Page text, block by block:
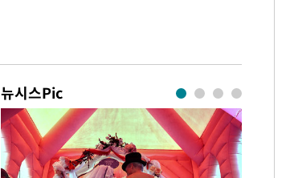
뉴시스Pic